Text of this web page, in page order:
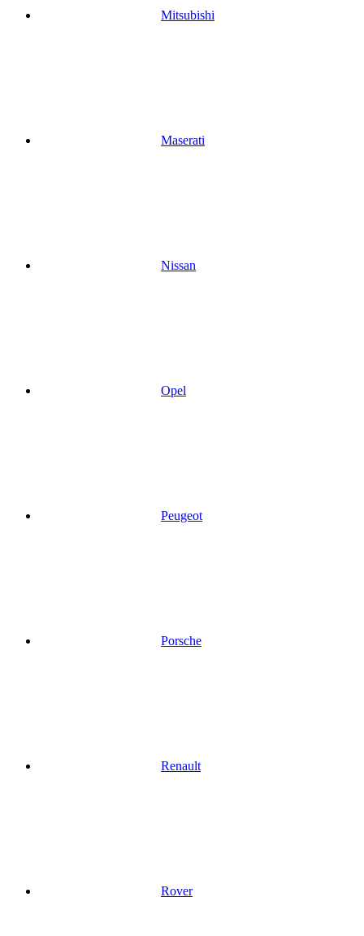
Mitsubishi
Maserati
Nissan
Opel
Peugeot
Porsche
Renault
Rover